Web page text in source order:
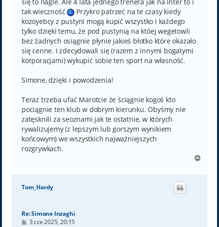
tak wieczność
Przykro patrzeć na te czasy kiedy
kozoyebcy z pustyni mogą kupić wszystko i każdego
tylko dzięki temu, że pod pustynią na któej wegetowli
bez żadnych osiągnie płynie jakieś błotko które okazało
się cenne. I zdecydowali się (razem z innymi bogatymi
korporacjami) wykupić sobie ten sport na własność.
Simone, dzięki i powodzenia!
Teraz trzeba ufać Marotcie że ściągnie kogoś kto
pociągnie ten klub w dobrym kierunku. Obyśmy nie
zatęsknili za seoznami jak te ostatnie, w których
rywalizujemy (z lepszym lub gorszym wynikiem
końcowym) we wszystkich najważniejszych
rozgrywkach.
g
Tom_Hardy
Re: Simone Inzaghi
P3 cze 2025, 20:15